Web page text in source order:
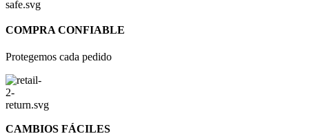
COMPRA CONFIABLE
Protegemos cada pedido
CAMBIOS FÁCILES